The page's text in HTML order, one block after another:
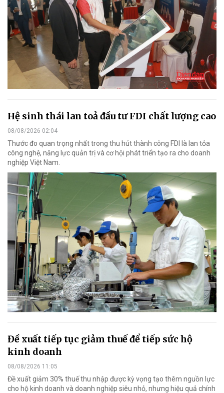
Hệ sinh thái lan toả đầu tư FDI chất lượng cao
08/08/2026 02:04
Thước đo quan trọng nhất trong thu hút thành công FDI là lan tỏa
công nghệ, năng lực quản trị và cơ hội phát triển tạo ra cho doanh
nghiệp Việt Nam.
Đề xuất tiếp tục giảm thuế để tiếp sức hộ
kinh doanh
08/08/2026 11:05
Đề xuất giảm 30% thuế thu nhập được kỳ vọng tạo thêm nguồn lực
cho hộ kinh doanh và doanh nghiệp siêu nhỏ, nhưng hiệu quả chính